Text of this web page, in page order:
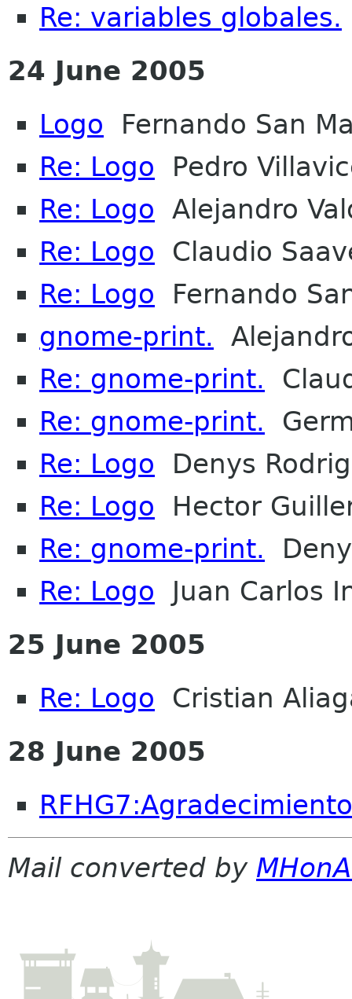
Re: variables globales.
24 June 2005
Logo Fernando San
Re: Logo Pedro
Re: Logo Alejandro
Re: Logo Claudio
Re: Logo Fernando
gnome-print.
Re: gnome-print.
Re: gnome-print.
Re: Logo Denys
Re: Logo Hector
Re: gnome-print.
Re: Logo Juan Carlos
25 June 2005
Re: Logo Cristian
28 June 2005
Mail converted by